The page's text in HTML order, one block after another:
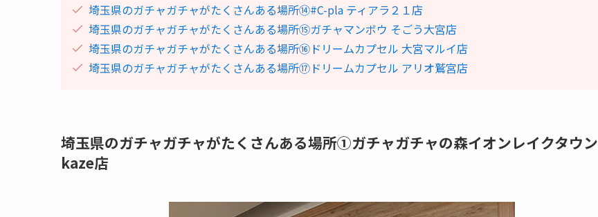
埼玉県のガチャガチャがたくさんある場所⑭#C-pla ティアラ２１店
埼玉県のガチャガチャがたくさんある場所⑮ガチャマンボウ そごう大宮店
埼玉県のガチャガチャがたくさんある場所⑯ドリームカプセル 大宮マルイ店
埼玉県のガチャガチャがたくさんある場所⑰ドリームカプセル アリオ鷲宮店
埼玉県のガチャガチャがたくさんある場所①ガチャガチャの森イオンレイクタウン
kaze店